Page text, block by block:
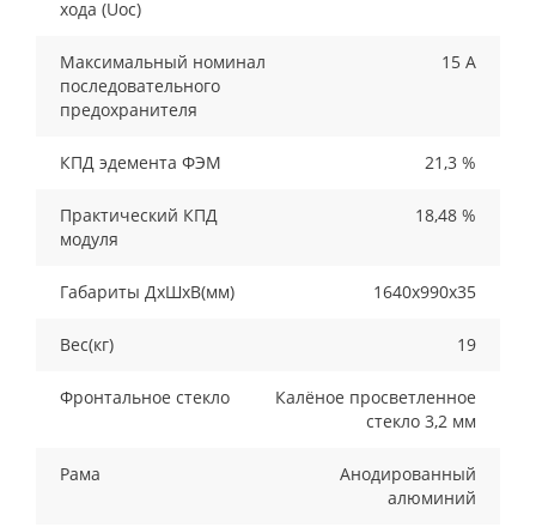
хода (Uoc)
Максимальный номинал
последовательного
предохранителя
15 А
КПД эдемента ФЭМ 21,3 %
Практический КПД
модуля
18,48 %
Габариты ДхШхВ(мм) 1640х990х35
Вес(кг) 19
Фронтальное стекло
Калёное просветленное
стекло 3,2 мм
Рама
Анодированный
алюминий